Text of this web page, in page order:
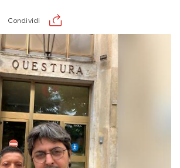
Condividi